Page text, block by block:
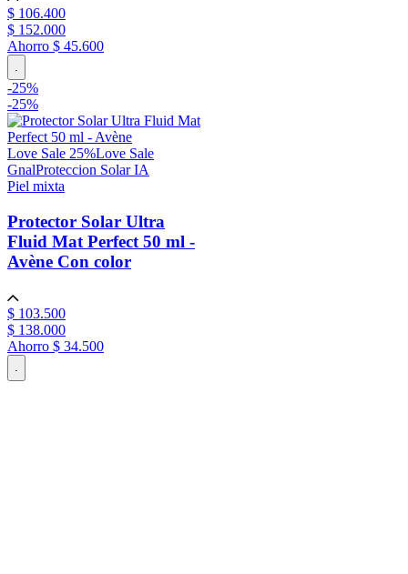
$ 106.400
$ 152.000
Ahorro $ 45.600
.
-25%
-25%
Love Sale 25%Love Sale
GnalProteccion Solar IA
Piel mixta
Protector Solar Ultra
Fluid Mat Perfect 50 ml -
Avène Con color
$ 103.500
$ 138.000
Ahorro $ 34.500
.